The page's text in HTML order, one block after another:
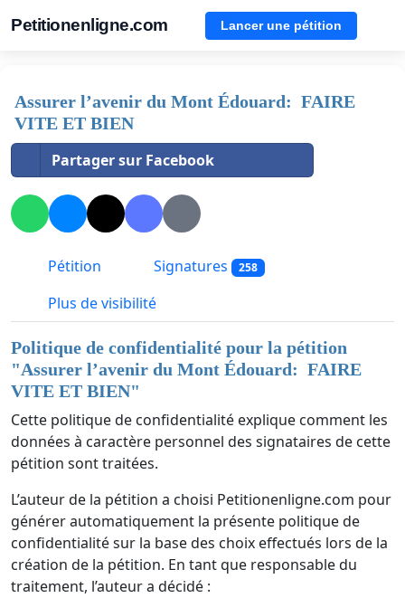
Petitionenligne.com Lancer une pétition
Assurer l’avenir du Mont Édouard: FAIRE
VITE ET BIEN
Partager sur Facebook
Pétition Signatures 258
Plus de visibilité
Politique de confidentialité pour la pétition
"Assurer l’avenir du Mont Édouard: FAIRE
VITE ET BIEN"
Cette politique de confidentialité explique comment les
données à caractère personnel des signataires de cette
pétition sont traitées.
L’auteur de la pétition a choisi Petitionenligne.com pour
générer automatiquement la présente politique de
confidentialité sur la base des choix effectués lors de la
création de la pétition. En tant que responsable du
traitement, l’auteur a décidé :